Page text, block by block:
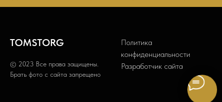
TOMSTORG
© 2023 Все права защищены.
Брать фото с сайта запрещено
Политика
конфиденциальности
Разработчик сайта